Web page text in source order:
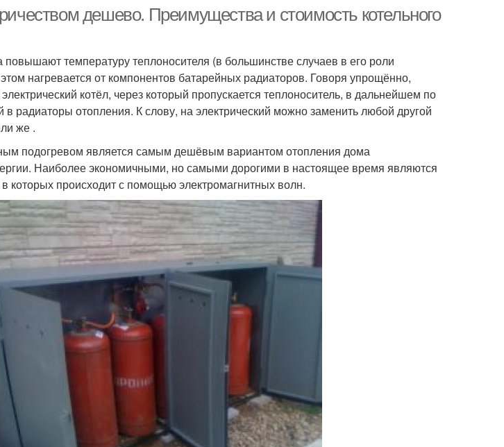
дешево. Преимущества и стоимость котельного
температуру теплоносителя (в большинстве случаев в его роли
нагревается от компонентов батарейных радиаторов. Говоря упрощённо,
котёл, через который пропускается теплоноситель, в дальнейшем по
радиаторы отопления. К слову, на электрический можно заменить любой другой
же .
подогревом является самым дешёвым вариантом отопления дома
Наиболее экономичными, но самыми дорогими в настоящее время являются
которых происходит с помощью электромагнитных волн.